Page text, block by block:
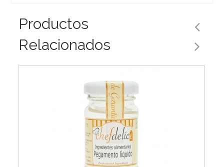
Productos
Relacionados